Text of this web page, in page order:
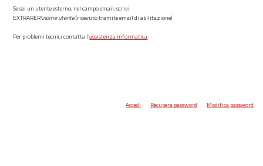
Se sei un utente esterno, nel campo email, scrivi
EXTRARER\nome utente(ricevuto tramite email di abilitazione)
Per problemi tecnici contatta l’assistenza informatica.
Accedi Recupera password Modifica password